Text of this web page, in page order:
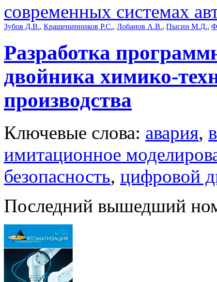
современных системах
Зубов Д.В., Крашенинников Р.С., Лобанов А.В., Пысин М.Д.,
Разработка
двойника химико-
производства
Ключевые слова: авария,
имитационное
безопасность, цифровой
Последний вышедший